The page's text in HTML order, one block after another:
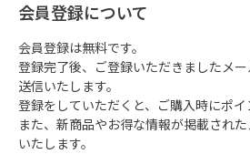
会員登録について
会員登録は無料です。
登録完了後、ご登録いただきましたメ
送信いたします。
登録をしていただくと、ご購入時にポイ
また、新商品やお得な情報が掲載され
いたします。